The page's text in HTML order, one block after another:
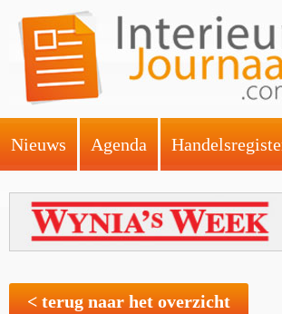
Nieuws Agenda
< terug naar het overzicht